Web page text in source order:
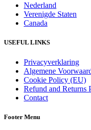
Nederland
Verenigde Staten
Canada
USEFUL LINKS
Privacyverklaring
Algemene
Cookie Policy (EU)
Refund and Returns
Contact
Footer Menu